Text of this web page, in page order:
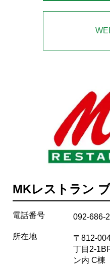
MKレストラン
電話番号 092-686-
所在地
〒812-
丁目2-
ン内 C棟